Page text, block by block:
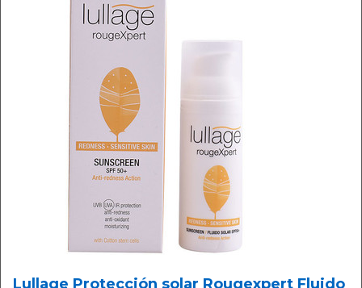
Lullage Protección solar Rougexpert Fluido